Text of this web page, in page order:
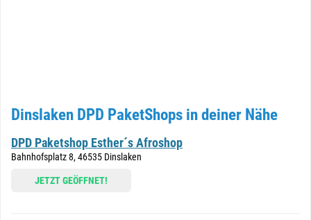
Dinslaken DPD PaketShops in deiner Nähe
DPD Paketshop Esther´s Afroshop
Bahnhofsplatz 8, 46535 Dinslaken
JETZT GEÖFFNET!